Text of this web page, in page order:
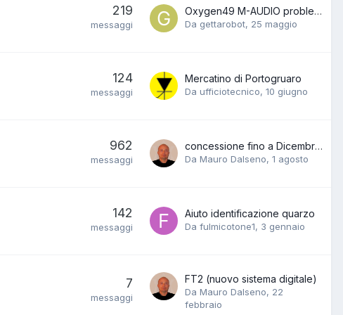
219
messaggi
Oxygen49 M-AUDIO problemino
Da gettarobot, 25 maggio
124
messaggi
Mercatino di Portogruaro
Da ufficiotecnico, 10 giugno
962
messaggi
concessione fino a Dicembre 2026 delle bande sperimentali
Da Mauro Dalseno, 1 agosto
142
messaggi
Aiuto identificazione quarzo
Da fulmicotone1, 3 gennaio
7
messaggi
FT2 (nuovo sistema digitale)
Da Mauro Dalseno, 22
febbraio